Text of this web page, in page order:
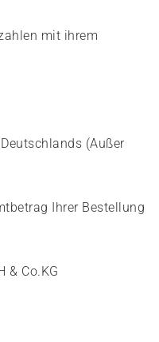
mit ihrem
(Außer
Ihrer Bestellung
& Co.KG